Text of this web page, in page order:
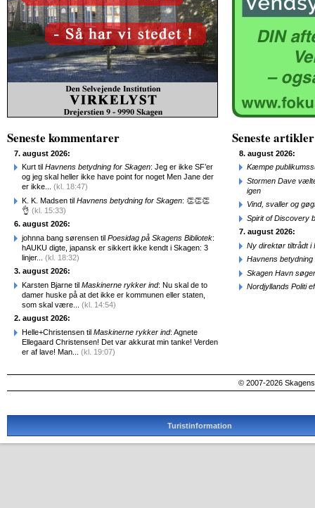
Seneste kommentarer
7. august 2026:
Kurt til Havnens betydning for Skagen: Jeg er ikke SF’er
og jeg skal heller ikke have point for noget Men Jane der
er ikke... (kl. 18:47)
K. K. Madsen til Havnens betydning for Skagen: 👏👏👏
👌 (kl. 15:33)
6. august 2026:
johnna bang sørensen til Poesidag på Skagens Bibliotek:
hAUKU digte, japansk er sikkert ikke kendt i Skagen: 3
linjer... (kl. 18:32)
3. august 2026:
Karsten Bjarne til Maskinerne rykker ind: Nu skal de to
damer huske på at det ikke er kommunen eller staten,
som skal være... (kl. 14:54)
2. august 2026:
Helle+Christensen til Maskinerne rykker ind: Agnete
Ellegaard Christensen! Det var akkurat min tanke! Verden
er af lave! Man... (kl. 19:07)
Seneste artikler
8. august 2026:
Kæmpe
Stormen Dave
igen
Vind, svaller og
Spirit of Discovery
7. august 2026:
Ny direktør tiltrådt i
Havnens betydning
Skagen Havn
Nordjyllands Politi
© 2007-2026
Turistinformation